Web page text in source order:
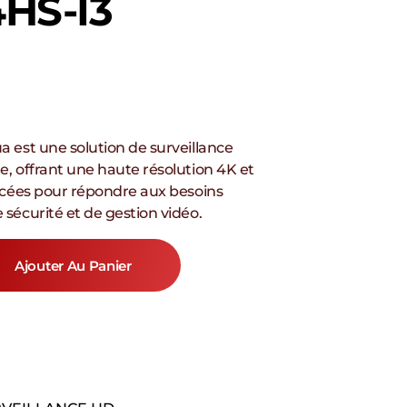
I3
est une solution de surveillance
offrant une haute résolution 4K et
pour répondre aux besoins
et de gestion vidéo.
Ajouter Au Panier